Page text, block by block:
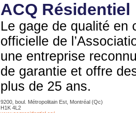
ACQ Résidentiel
Le gage de qualité en
officielle de
une entreprise
de garantie et offre
plus de 25 ans.
9200, boul. Métropolitain Est, Montréal (Qc)
H1K 4L2